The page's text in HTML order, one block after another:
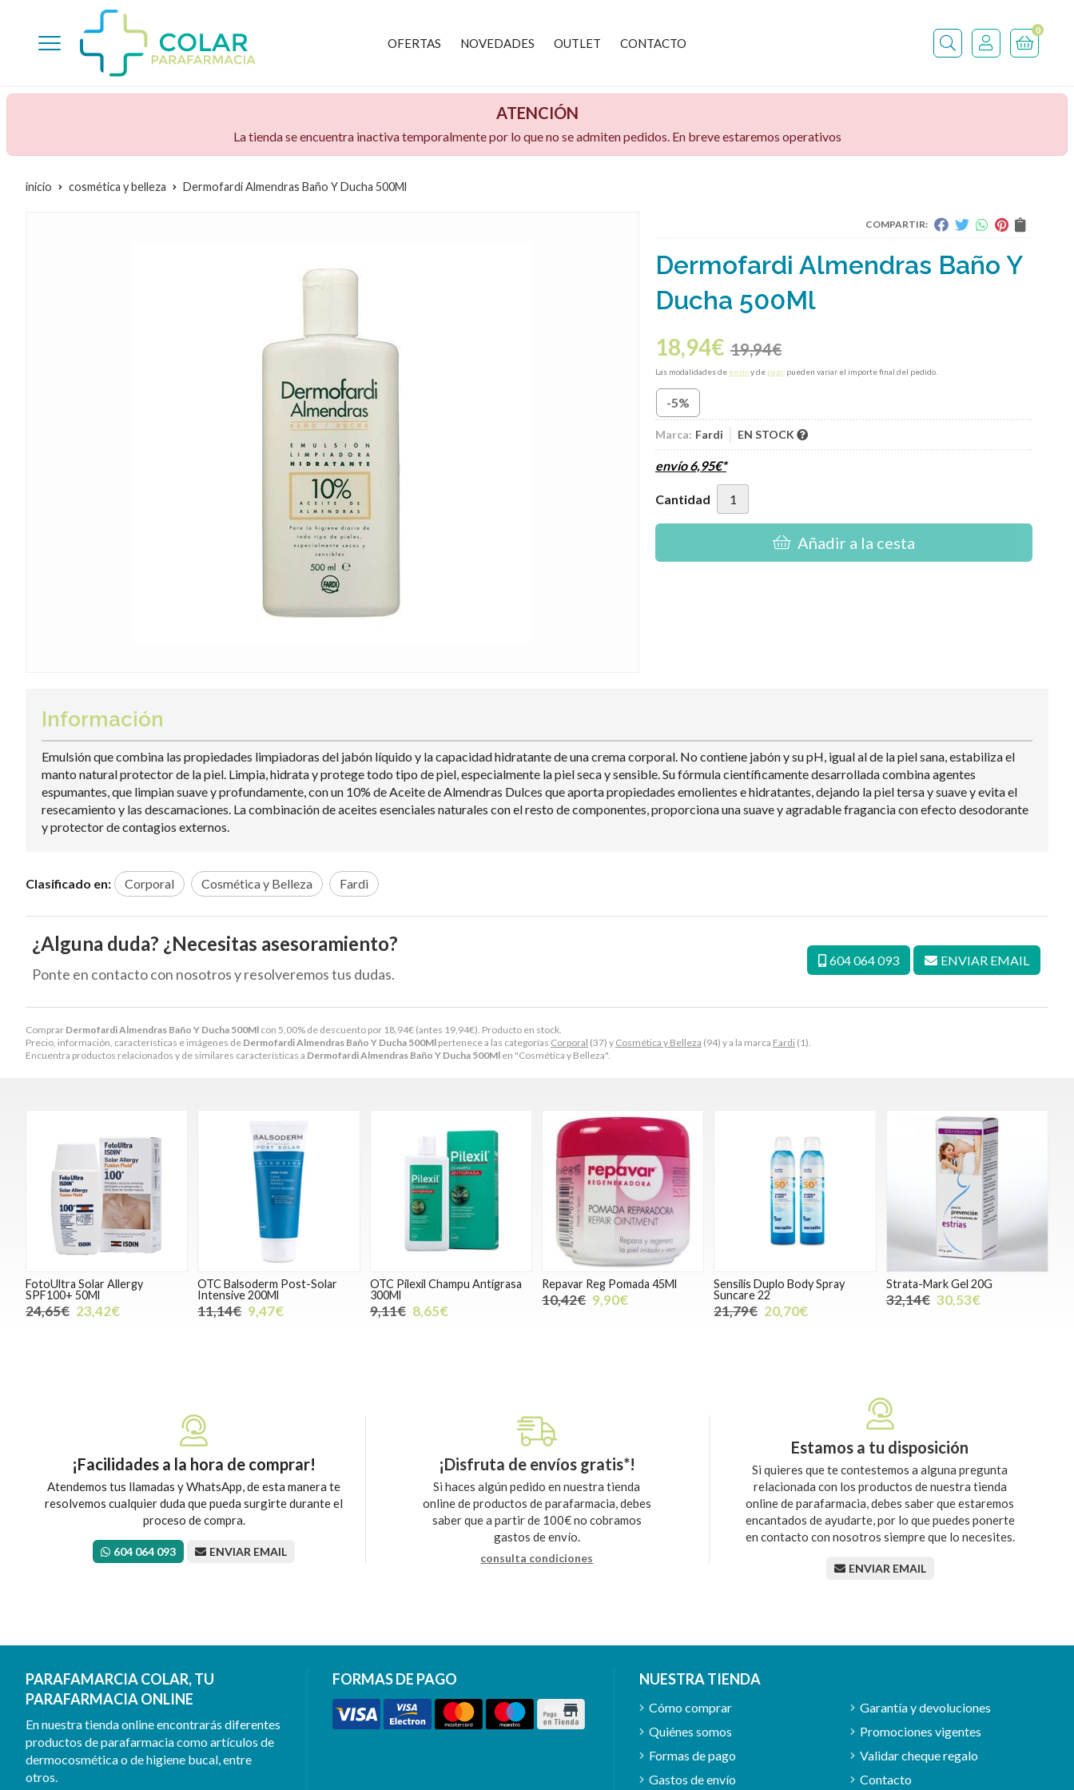
OFERTAS NOVEDADES OUTLET CONTACTO Buscar
0
ATENCIÓN
La tienda se encuentra inactiva temporalmente por lo que no se admiten pedidos. En breve estaremos operativos
inicio cosmética y belleza Dermofardi Almendras Baño Y Ducha 500Ml
COMPARTIR:
Dermofardi Almendras Baño Y
Ducha 500Ml
18,94€ 19,94€
Las modalidades de envíoy de pago pueden variar el importe final del pedido.
-5%
Marca: Fardi EN STOCK
envío6,95€*
Cantidad
Añadir a la cesta
Comprar Dermofardi Almendras Baño Y Ducha 500Ml con 5,00% de descuento por 18,94€ (antes 19,94€). Producto en stock.
Precio, información, características e imágenes de Dermofardi Almendras Baño Y Ducha 500Ml pertenece a las categorías Corporal (37) y Cosmética y Belleza (94) y a la marca Fardi (1).
Encuentra productos relacionados y de similares características a Dermofardi Almendras Baño Y Ducha 500Ml en "Cosmética y Belleza".
Información
Emulsión que combina las propiedades limpiadoras del jabón líquido y la capacidad hidratante de una crema corporal. No contiene jabón y su pH, igual al de la piel sana, estabiliza el
manto natural protector de la piel. Limpia, hidrata y protege todo tipo de piel, especialmente la piel seca y sensible. Su fórmula científicamente desarrollada combina agentes
espumantes, que limpian suave y profundamente, con un 10% de Aceite de Almendras Dulces que aporta propiedades emolientes e hidratantes, dejando la piel tersa y suave y evita el
resecamiento y las descamaciones. La combinación de aceites esenciales naturales con el resto de componentes, proporciona una suave y agradable fragancia con efecto desodorante
y protector de contagios externos.
Clasificado en: Corporal Cosmética y Belleza Fardi
¿Alguna duda? ¿Necesitas asesoramiento?
Ponte en contacto con nosotros y resolveremos tus dudas.
604 064 093 ENVIAR EMAIL
FotoUltra Solar Allergy
SPF100+ 50Ml
24,65€ 23,42€
OTC Balsoderm Post-Solar
Intensive 200Ml
11,14€ 9,47€
OTC Pilexil Champu Antigrasa
300Ml
9,11€ 8,65€
Repavar Reg Pomada 45Ml
10,42€ 9,90€
Sensilis Duplo Body Spray
Suncare 22
21,79€ 20,70€
Strata-Mark Gel 20G
32,14€ 30,53€
¡Facilidades a la hora de comprar!
Atendemos tus llamadas y WhatsApp, de esta manera te
resolvemos cualquier duda que pueda surgirte durante el
proceso de compra.
604 064 093 ENVIAR EMAIL
¡Disfruta de envíos gratis*!
Si haces algún pedido en nuestra tienda
online de productos de parafarmacia, debes
saber que a partir de 100€ no cobramos
gastos de envío.
consulta condiciones
Estamos a tu disposición
Si quieres que te contestemos a alguna pregunta
relacionada con los productos de nuestra tienda
online de parafarmacia, debes saber que estaremos
encantados de ayudarte, por lo que puedes ponerte
en contacto con nosotros siempre que lo necesites.
ENVIAR EMAIL
PARAFAMARCIA COLAR, TU
PARAFARMACIA ONLINE
En nuestra tienda online encontrarás diferentes
productos de parafarmacia como artículos de
dermocosmética o de higiene bucal, entre
otros.
FORMAS DE PAGO NUESTRA TIENDA
Cómo comprar
Quiénes somos
Formas de pago
Gastos de envío
Garantía y devoluciones
Promociones vigentes
Validar cheque regalo
Contacto